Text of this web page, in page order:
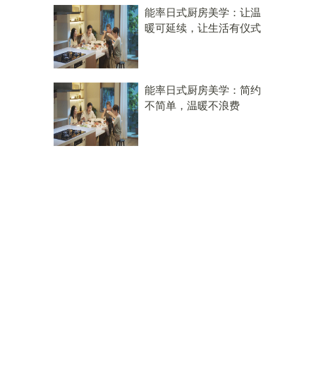
能率日式厨房美学：让温
暖可延续，让生活有仪式
能率日式厨房美学：简约
不简单，温暖不浪费